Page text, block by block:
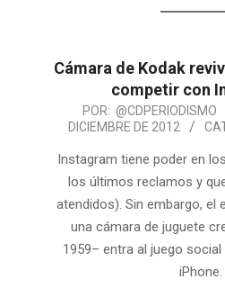
Cámara de Kodak
competir con
POR: @CDPERIODISMO
DICIEMBRE DE 2012
Instagram tiene poder en
los últimos reclamos y
atendidos). Sin embargo, el
una cámara de juguete
1959– entra al juego
iPhone.